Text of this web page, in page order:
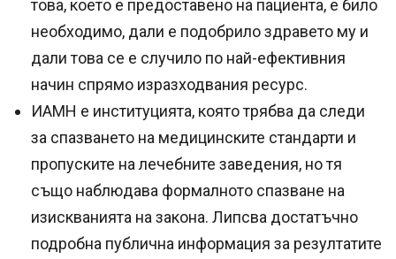
това, което е предоставено на пациента, е било
необходимо, дали е подобрило здравето му и
дали това се е случило по най-ефективния
начин спрямо изразходвания ресурс.
ИАМН е институцията, която трябва да следи
за спазването на медицинските стандарти и
пропуските на лечебните заведения, но тя
също наблюдава формалното спазване на
изискванията на закона. Липсва достатъчно
подробна публична информация за резултатите